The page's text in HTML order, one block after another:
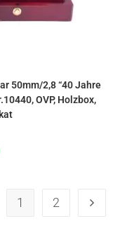
50mm/2,8 “40 Jahre
OVP, Holzbox,
1 2